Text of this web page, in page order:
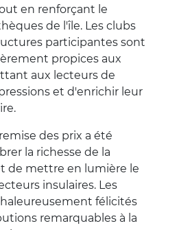
en renforçant le
de l'île. Les clubs
participantes sont
propices aux
aux lecteurs de
et d'enrichir leur
des prix a été
la richesse de la
de mettre en lumière le
insulaires. Les
félicités
remarquables à la